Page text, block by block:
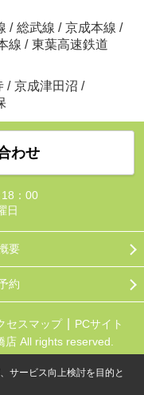
/ 総武線 / 京成本線 /
線 / 東葉高速鉄道
/ 京成津田沼 /
わせ
：00
日
要
約
セスマップ
PCサイト
All rights reserved.
サービス向上検討を目的と